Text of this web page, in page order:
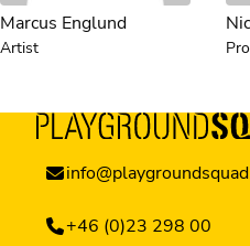
Marcus Englund
Artist
+46 (0)23 298 00